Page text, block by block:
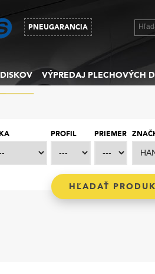
PNEUGARANCIA
VÝPREDAJ PLECHOVÝCH
PROFIL PRIEMER